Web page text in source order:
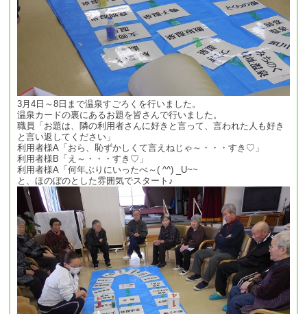
3月4日～8日まで温泉すごろくを行いました。
温泉カードの裏にあるお題を皆さんで行いました。
職員「お題は、隣の利用者さんに好きと言って、言われた人も好き
と言い返してください」
利用者様A「おら、恥ずかしくて言えねじゃ～・・・すき♡」
利用者様B「え～・・・すき♡」
利用者様A「何年ぶりにいったべ～( ^^) _U~~
と、ほのぼのとした雰囲気でスタート♪